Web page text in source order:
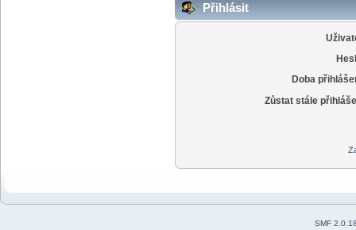
Přihlásit
Doba
Zůstat stále
SMF